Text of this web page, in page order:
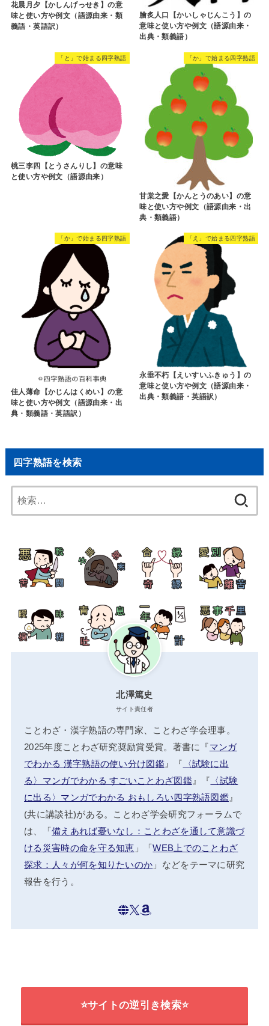
花晨月夕【かしんげっせき】の意
味と使い方や例文（語源由来・類
義語・英語訳）
膾炙人口【かいしゃじんこう】の
意味と使い方や例文（語源由来・
出典・類義語）
「と」で始まる四字熟語
桃三李四【とうさんりし】の意味
と使い方や例文（語源由来）
「か」で始まる四字熟語
甘棠之愛【かんとうのあい】の意
味と使い方や例文（語源由来・出
典・類義語）
「か」で始まる四字熟語
佳人薄命【かじんはくめい】の意
味と使い方や例文（語源由来・出
典・類義語・英語訳）
「え」で始まる四字熟語
永垂不朽【えいすいふきゅう】の
意味と使い方や例文（語源由来・
出典・類義語・英語訳）
四字熟語を検索
索:
北澤篤史
サイト責任者
ことわざ・漢字熟語の専門家、ことわざ学会理事。
2025年度ことわざ研究奨励賞受賞。著書に『マンガ
でわかる 漢字熟語の使い分け図鑑』『 〈試験に出
る〉マンガでわかる すごいことわざ図鑑』『 〈試験
に出る〉マンガでわかる おもしろい四字熟語図鑑 』
(共に講談社)がある。ことわざ学会研究フォーラムで
は、「備えあれば憂いなし：ことわざを通して意識づ
ける災害時の命を守る知恵 」「WEB上でのことわざ
探求：人々が何を知りたいのか 」などをテーマに研究
報告を行う。
⭐サイトの逆引き検索⭐